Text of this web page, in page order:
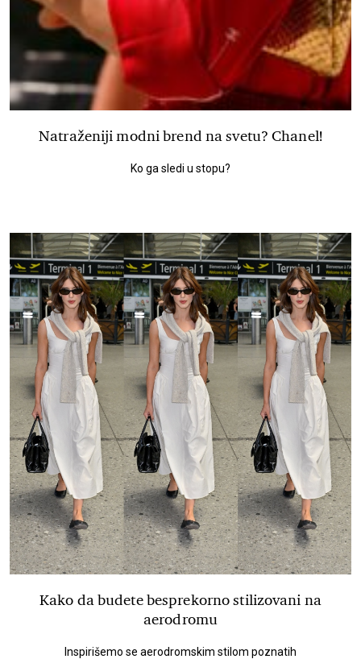
Natraženiji modni brend na svetu? Chanel!
Ko ga sledi u stopu?
Kako da budete besprekorno stilizovani na
aerodromu
Inspirišemo se aerodromskim stilom poznatih